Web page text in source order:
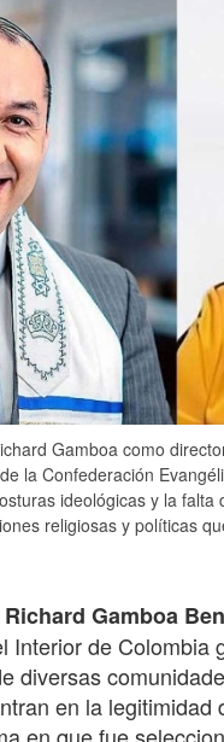
Gamboa como
la Confederación
ideológicas y la
religiosas y políticas
Richard Gamboa
Interior de Colombia
diversas
en la